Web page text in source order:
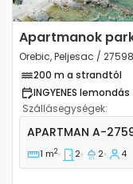
Apartmanok
Orebic, Peljesac / 27598
200 m a strandtól
INGYENES
Szállásegységek:
Kétszobás
APARTMAN A-
1 m2 2 2 4